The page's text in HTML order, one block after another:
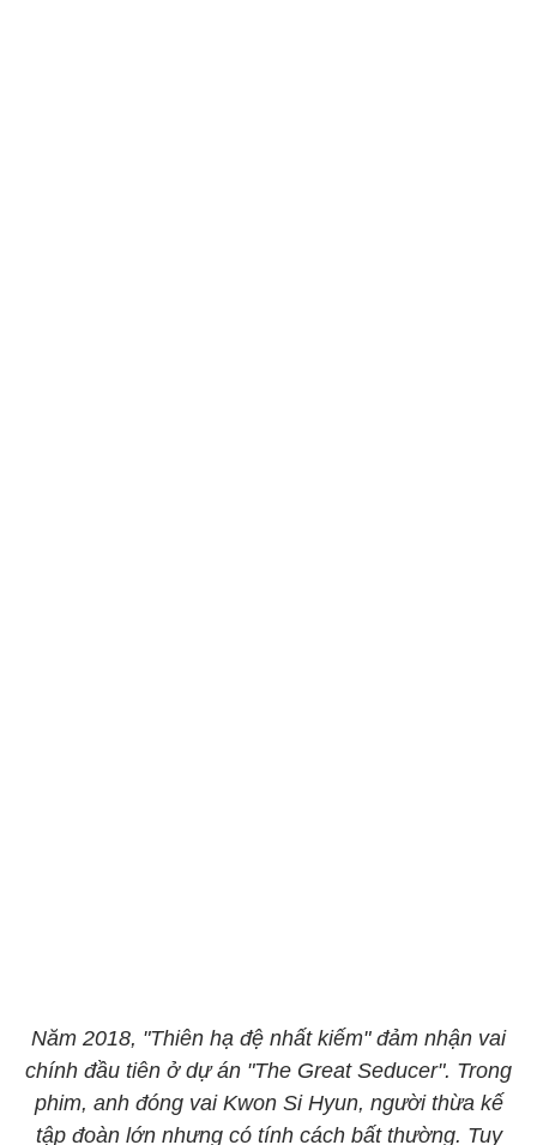
Năm 2018, "Thiên hạ đệ nhất kiếm" đảm nhận vai
chính đầu tiên ở dự án "The Great Seducer". Trong
phim, anh đóng vai Kwon Si Hyun, người thừa kế
tập đoàn lớn nhưng có tính cách bất thường. Tuy